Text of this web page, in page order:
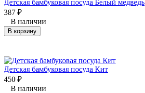
​Детская бамбуковая посуда Белый медведь
387 ₽
В наличии
В корзину
Детская бамбуковая посуда Кит
450 ₽
В наличии